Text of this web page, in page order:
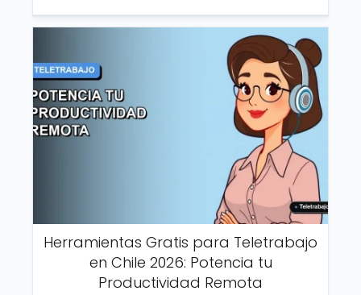
Herramientas Gratis para Teletrabajo
en Chile 2026: Potencia tu
Productividad Remota